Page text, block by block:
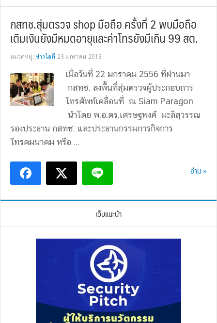
กสทช.สุ่มตรวจ shop มือถือ ครั้งที่ 2 พบมือถือ
เติมเงินยังมีหมดอายุและค่าโทรยังมีเกิน 99 สต.
หมวดหมู่: ข่าวไอที 23 มกราคม 2013
เมื่อวันที่ 22 มกราคม 2556 ที่ผ่านมา
กสทช. ลงพื้นที่สุ่มตรวจผู้ประกอบการ
โทรศัพท์เคลื่อนที่ ณ Siam Paragon
นำโดย พ.อ.ดร.เศรษฐพงค์ มะลิสุวรรณ
รองประธาน กสทช. และประธานกรรมการกิจการ
โทรคมนาคม หรือ ...
อ่าน »
เว็บแนะนำ